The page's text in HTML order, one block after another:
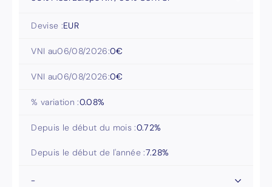
Devise :EUR
VNI au06/08/2026:0€
VNI au06/08/2026:0€
% variation :0.08%
Depuis le début du mois :0.72%
Depuis le début de l'année :7.28%
-